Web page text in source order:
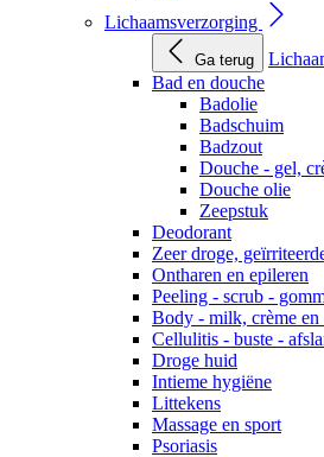
Lichaamsverzorging
Ga terug
Bad en douche
Badolie
Badschuim
Badzout
Douche - gel,
Douche olie
Zeepstuk
Deodorant
Zeer droge,
Ontharen en epileren
Peeling - scrub -
Body - milk, crème en
Cellulitis - buste -
Droge huid
Intieme hygiëne
Littekens
Massage en sport
Psoriasis